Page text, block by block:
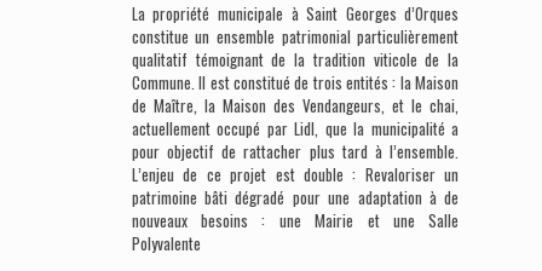
La propriété municipale à Saint Georges d’Orques
constitue un ensemble patrimonial particulièrement
qualitatif témoignant de la tradition viticole de la
Commune. Il est constitué de trois entités : la Maison
de Maître, la Maison des Vendangeurs, et le chai,
actuellement occupé par Lidl, que la municipalité a
pour objectif de rattacher plus tard à l’ensemble.
L’enjeu de ce projet est double : Revaloriser un
patrimoine bâti dégradé pour une adaptation à de
nouveaux besoins : une Mairie et une Salle
Polyvalente